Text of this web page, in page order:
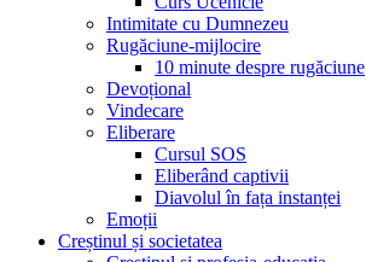
Intimitate cu Dumnezeu
Rugăciune-mijlocire
10 minute despre rugăciune
Devoțional
Vindecare
Eliberare
Cursul SOS
Eliberând captivii
Diavolul în fața instanței
Emoții
Creștinul și societatea